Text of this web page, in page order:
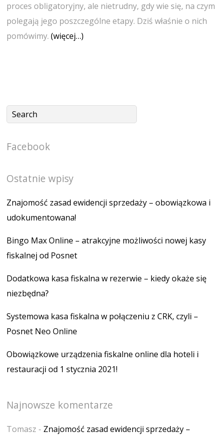
proces obligatoryjny, ale nietrudny, gdy wie się, na czym
polegają jego poszczególne etapy. Dziś właśnie o nich
pomówimy.(więcej…)
Facebook
Ostatnie wpisy
Znajomość zasad ewidencji sprzedaży – obowiązkowa i
udokumentowana!
Bingo Max Online – atrakcyjne możliwości nowej kasy
fiskalnej od Posnet
Dodatkowa kasa fiskalna w rezerwie – kiedy okaże się
niezbędna?
Systemowa kasa fiskalna w połączeniu z CRK, czyli –
Posnet Neo Online
Obowiązkowe urządzenia fiskalne online dla hoteli i
restauracji od 1 stycznia 2021!
Najnowsze komentarze
Tomasz - Znajomość zasad ewidencji sprzedaży –